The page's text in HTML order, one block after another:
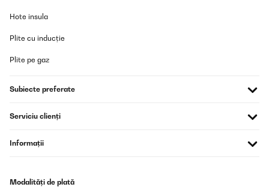
Hote insula
Plite cu inducție
Plite pe gaz
Subiecte preferate
Serviciu clienți
Informații
Modalități de plată